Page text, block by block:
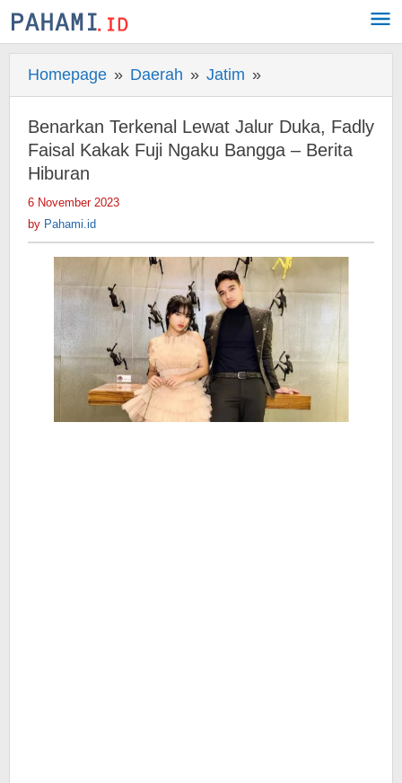
Skip
to
Homepage » Daerah » Jatim »
Terkenal
Lewat
Jalur
Kakak
Fuji
Ngaku
Bangga
-
Berita
Hiburan
Benarkan Terkenal Lewat Jalur Duka, Fadly
Faisal Kakak Fuji Ngaku Bangga – Berita
Hiburan
6 November 2023
by Pahami.id